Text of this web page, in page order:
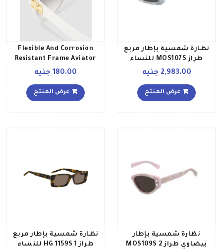
نظارة شمسية بإطار مربع
طراز MOS107S للنساء
2,983.00 جنيه
عرض المنتج
Flexible And Corrosion
Resistant Frame Aviator
Sunglasses 6279L1 للنساء
180.00 جنيه
عرض المنتج
نظارة شمسية بإطار
بيضاوي طراز MOS109S 2
نظارة شمسية بإطار مربع
طراز HG 1159S 1 للنساء